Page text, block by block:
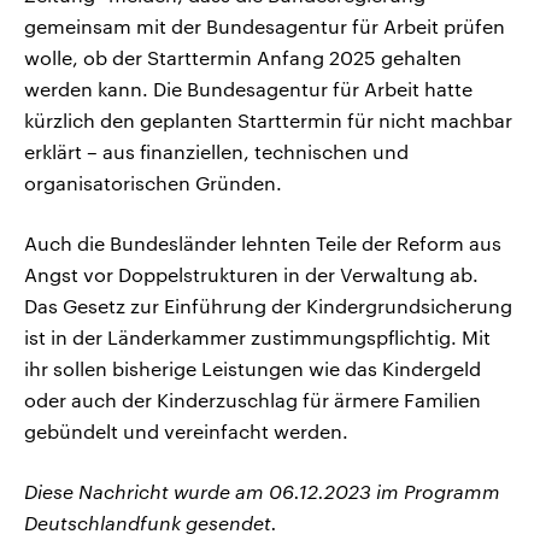
gemeinsam mit der Bundesagentur für Arbeit prüfen
wolle, ob der Starttermin Anfang 2025 gehalten
werden kann. Die Bundesagentur für Arbeit hatte
kürzlich den geplanten Starttermin für nicht machbar
erklärt – aus finanziellen, technischen und
organisatorischen Gründen.
Auch die Bundesländer lehnten Teile der Reform aus
Angst vor Doppelstrukturen in der Verwaltung ab.
Das Gesetz zur Einführung der Kindergrundsicherung
ist in der Länderkammer zustimmungspflichtig. Mit
ihr sollen bisherige Leistungen wie das Kindergeld
oder auch der Kinderzuschlag für ärmere Familien
gebündelt und vereinfacht werden.
Diese Nachricht wurde am 06.12.2023 im Programm
Deutschlandfunk gesendet.